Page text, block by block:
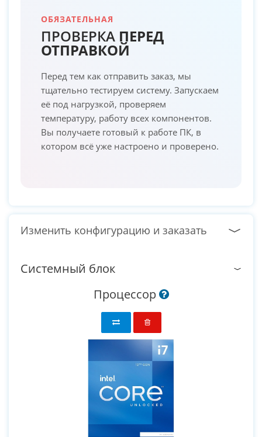
ОБЯЗАТЕЛЬНАЯ
ПРОВЕРКА ПЕРЕД
ОТПРАВКОЙ
Перед тем как отправить заказ, мы
тщательно тестируем систему. Запускаем
её под нагрузкой, проверяем
температуру, работу всех компонентов.
Вы получаете готовый к работе ПК, в
котором всё уже настроено и проверено.
Изменить конфигурацию и заказать
Системный блок
Процессор